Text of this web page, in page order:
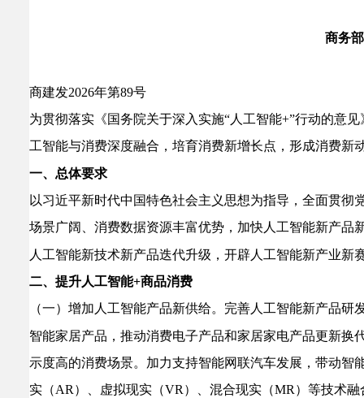
商务
商建发2026年第89号
为贯彻落实《国务院关于深入实施“人工智能+”行动的意
工智能与消费深度融合，培育消费新增长点，形成消费新
一、总体要求
以习近平新时代中国特色社会主义思想为指导，全面贯
场景广阔、消费数据资源丰富优势，加快人工智能新产
人工智能新技术新产品迭代升级，开辟人工智能新产业新
二、提升人工智能+商品消费
（一）增加人工智能产品新供给。 完善人工智能新产品研
智能家居产品，推动消费电子产品和家居家电产品更新
示度高的消费场景。加力支持智能网联汽车发展，带动智
实（AR）、虚拟现实（VR）、混合现实（MR）等技术